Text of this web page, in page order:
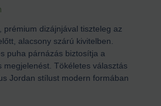
prémium dizájnjával tiszteleg az
alacsony szárú kivitelben.
puha párnázás biztosítja a
megjelenést. Tökéletes választás
Jordan stílust modern formában